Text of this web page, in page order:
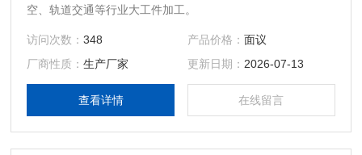
空、轨道交通等行业大工件加工。
访问次数：348 产品价格： 面议
厂商性质：生产厂家 更新日期： 2026-07-13
查看详情 在线留言